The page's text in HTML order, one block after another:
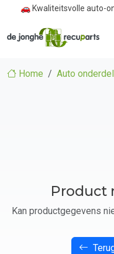
🚗 Kwaliteitsvolle auto-
Home Auto
Product
Kan productgegevens